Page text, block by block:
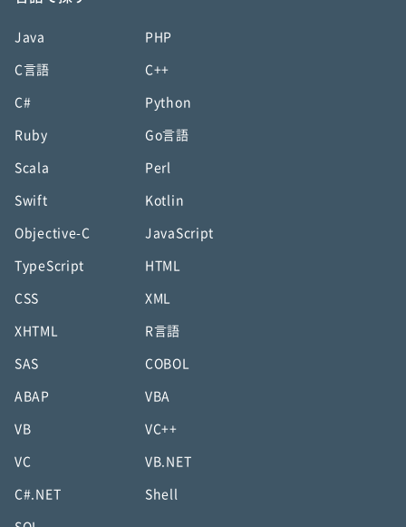
Java PHP
C言語 C++
C# Python
Ruby Go言語
Scala Perl
Swift Kotlin
Objective-C JavaScript
TypeScript HTML
CSS XML
XHTML R言語
SAS COBOL
ABAP VBA
VB VC++
VC VB.NET
C#.NET Shell